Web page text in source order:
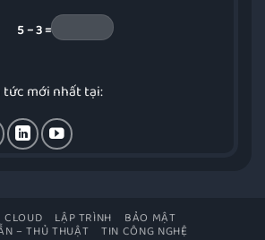
5 − 3 =
mới nhất tại:
CLOUD LẬP TRÌNH BẢO MẬT
– THỦ THUẬT TIN CÔNG NGHỆ